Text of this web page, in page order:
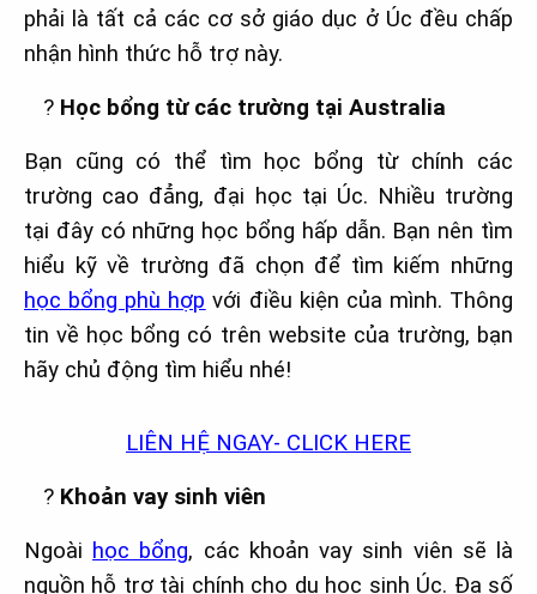
phải là tất cả các cơ sở giáo dục ở Úc đều chấp
nhận hình thức hỗ trợ này.
? Học bổng từ các trường tại Australia
Bạn cũng có thể tìm học bổng từ chính các
trường cao đẳng, đại học tại Úc. Nhiều trường
tại đây có những học bổng hấp dẫn. Bạn nên tìm
hiểu kỹ về trường đã chọn để tìm kiếm những
học bổng phù hợp với điều kiện của mình. Thông
tin về học bổng có trên website của trường, bạn
hãy chủ động tìm hiểu nhé!
LIÊN HỆ NGAY- CLICK HERE
? Khoản vay sinh viên
Ngoài học bổng, các khoản vay sinh viên sẽ là
nguồn hỗ trợ tài chính cho du học sinh Úc. Đa số